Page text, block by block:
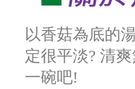
以香菇為底的
定很平淡? 清
一碗吧!